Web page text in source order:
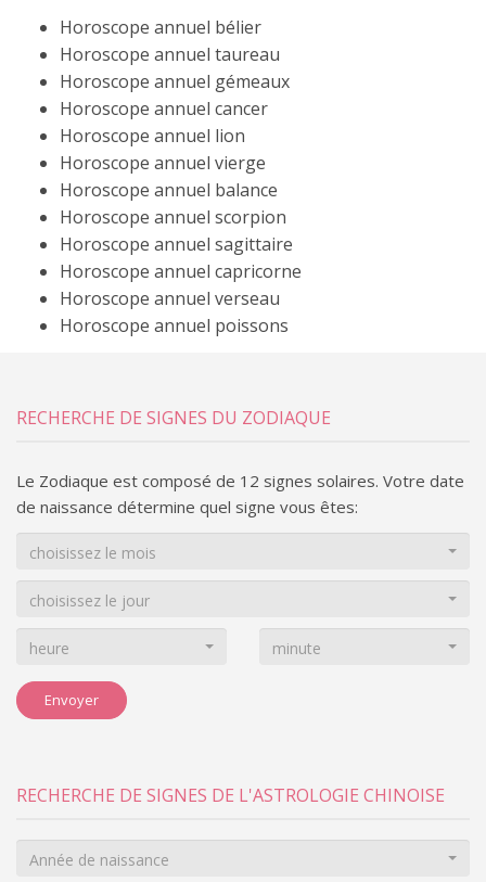
Horoscope annuel bélier
Horoscope annuel taureau
Horoscope annuel gémeaux
Horoscope annuel cancer
Horoscope annuel lion
Horoscope annuel vierge
Horoscope annuel balance
Horoscope annuel scorpion
Horoscope annuel sagittaire
Horoscope annuel capricorne
Horoscope annuel verseau
Horoscope annuel poissons
RECHERCHE DE SIGNES DU ZODIAQUE
Le Zodiaque est composé de 12 signes solaires. Votre date
de naissance détermine quel signe vous êtes:
choisissez le mois
choisissez le jour
heure minute
Envoyer
RECHERCHE DE SIGNES DE L'ASTROLOGIE CHINOISE
Année de naissance